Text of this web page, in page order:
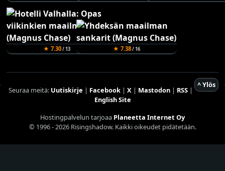
★ 7.30/ 13 ★ 7.38/ 16
^ Ylös
Seuraa meitä: Uutiskirje | Facebook| X| Mastodon| RSS|
English Site
Hostingpalvelun tarjoaa Planeetta Internet Oy
© 1996 - 2026 Risingshadow. Kaikki oikeudet pidätetään.